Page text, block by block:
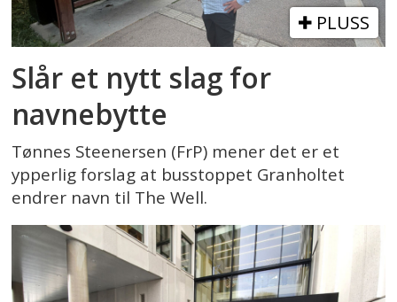
PLUSS
Slår et nytt slag for
navnebytte
Tønnes Steenersen (FrP) mener det er et
ypperlig forslag at busstoppet Granholtet
endrer navn til The Well.